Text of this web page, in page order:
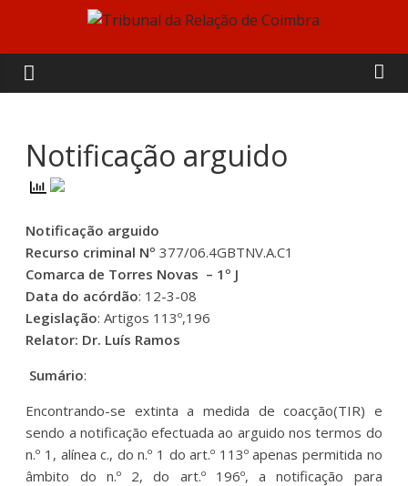
content
Tribunal
da
Relação
de
Coimbra
Notificação arguido
Notificação arguido
Recurso criminal Nº377/06.4GBTNV.A.C1
Comarca de Torres Novas – 1º J
Data do acórdão: 12-3-08
Legislação: Artigos 113º,196
Relator: Dr. Luís Ramos
Sumário:
Encontrando-se extinta a medida de coacção(TIR) e
sendo a notificação efectuada ao arguido nos termos do
n.º 1, alínea c., do n.º 1 do art.º 113º apenas permitida no
âmbito do n.º 2, do art.º 196º, a notificação para